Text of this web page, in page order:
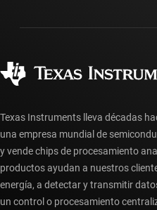
Preguntas frecuentes sobre
Preguntas frecuentes sobre
Texas Instruments lleva décadas
una empresa mundial de
y vende chips de procesamiento
productos ayudan a nuestros
energía, a detectar y transmitir
un control o procesamiento